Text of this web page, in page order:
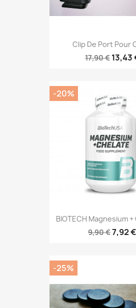
Clip De Port Pour
17,90 € 13,43
BIOTECH Magnesium
9,90 €7,92 €
-20%
-25%